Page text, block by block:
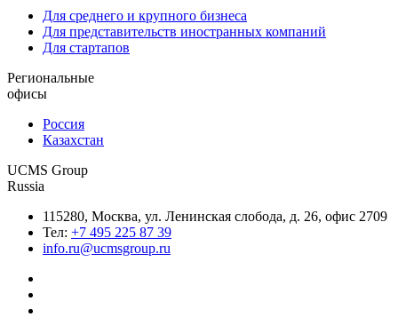
Для среднего и крупного бизнеса
Для представительств иностранных компаний
Для стартапов
Региональные
офисы
Россия
Казахстан
UCMS Group
Russia
115280, Москва, ул. Ленинская слобода, д. 26, офис 2709
Тел: +7 495 225 87 39
info.ru@ucmsgroup.ru